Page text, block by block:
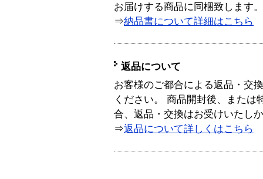
お届けする商品に同梱致します。
⇒納品書について詳細はこちら
返品について
お客様のご都合による返品・交
ください。 商品開封後、または
合、返品・交換はお受けいたし
⇒返品について詳しくはこちら